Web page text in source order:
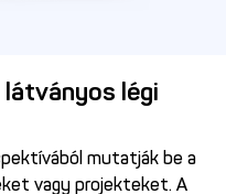
látványos légi
mutatják be a
vagy projekteket. A